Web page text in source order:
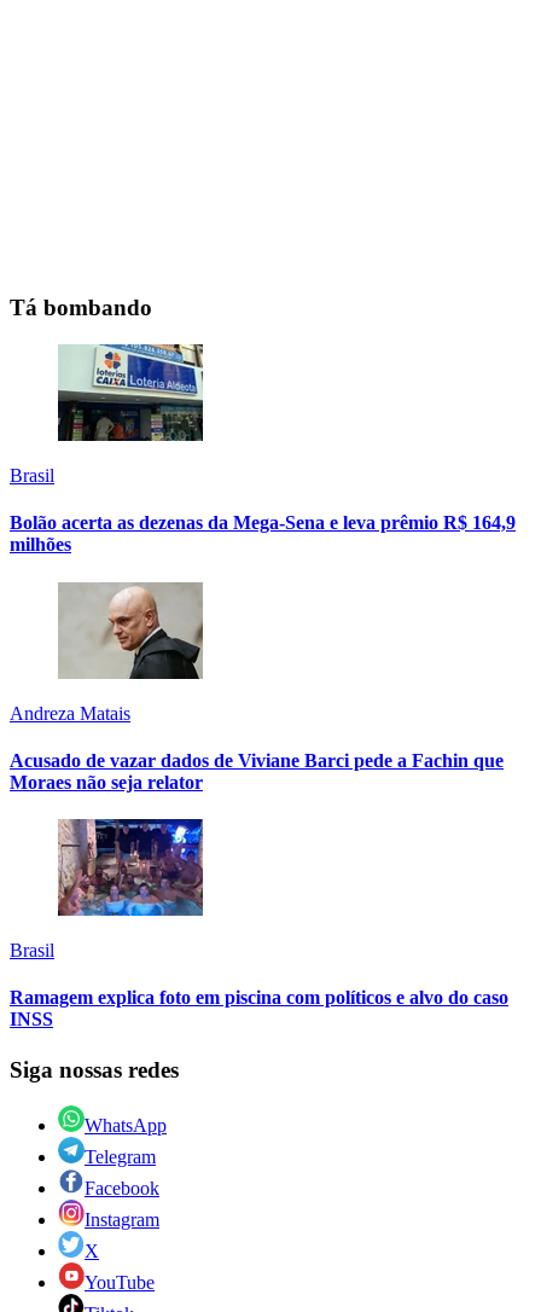
Tá bombando
Brasil
Bolão acerta as dezenas da Mega-Sena e leva prêmio R$ 164,9
milhões
Andreza Matais
Acusado de vazar dados de Viviane Barci pede a Fachin que
Moraes não seja relator
Brasil
Ramagem explica foto em piscina com políticos e alvo do caso
INSS
Siga nossas redes
WhatsApp
Telegram
Facebook
Instagram
X
YouTube